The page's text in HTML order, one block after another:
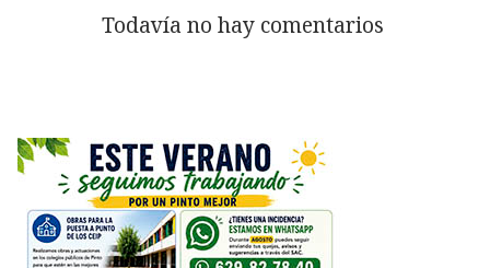
Todavía no hay comentarios